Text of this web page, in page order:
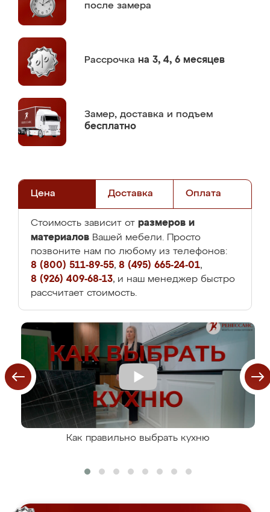
после замера
Рассрочка на 3, 4, 6 месяцев
Замер, доставка и подъем
бесплатно
Цена Доставка Оплата
Стоимость зависит от размеров и
материалов Вашей мебели. Просто
позвоните нам по любому из телефонов:
8 (800) 511-89-55, 8 (495) 665-24-01,
8 (926) 409-68-13, и наш менеджер быстро
рассчитает стоимость.
Как правильно выбрать кухню